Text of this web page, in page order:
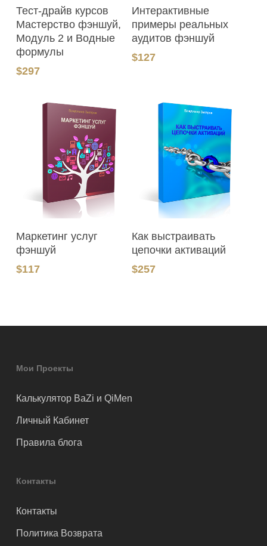
В Корзину
Тест-драйв курсов
Мастерство фэншуй,
Модуль 2 и Водные
формулы
$297
Интерактивные
примеры реальных
аудитов фэншуй
$127
Маркетинг услуг
фэншуй
$117
Как выстраивать
цепочки активаций
$257
Мои Проекты
Калькулятор BaZi и QiMen
Личный Кабинет
Правила блога
Контакты
Контакты
Политика Возврата